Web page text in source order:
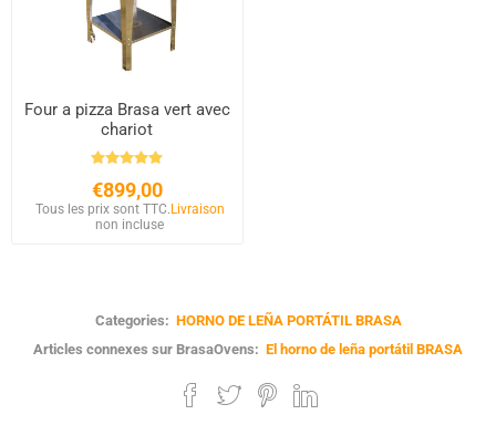
Four a pizza Brasa vert avec
chariot
€899,00
Tous les prix sont TTC.Livraison
non incluse
Categories: HORNO DE LEÑA PORTÁTIL BRASA
Articles connexes sur BrasaOvens: El horno de leña portátil BRASA